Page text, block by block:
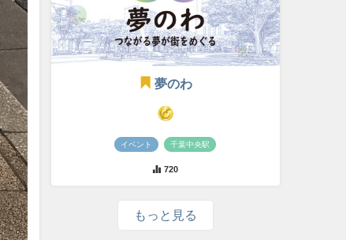
夢のわ
イベント 千葉中央駅
720
もっと見る